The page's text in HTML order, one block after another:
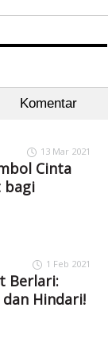
Komentar
13 Mar 2021
Cinta
bagi
1 Feb 2021
Berlari:
Hindari!